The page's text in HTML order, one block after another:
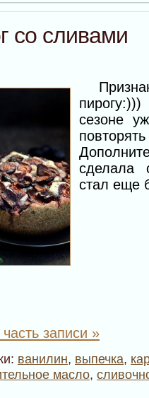
со сливами
сезоне
сделала
стал еще
записи »
ванилин, выпечка,
масло,